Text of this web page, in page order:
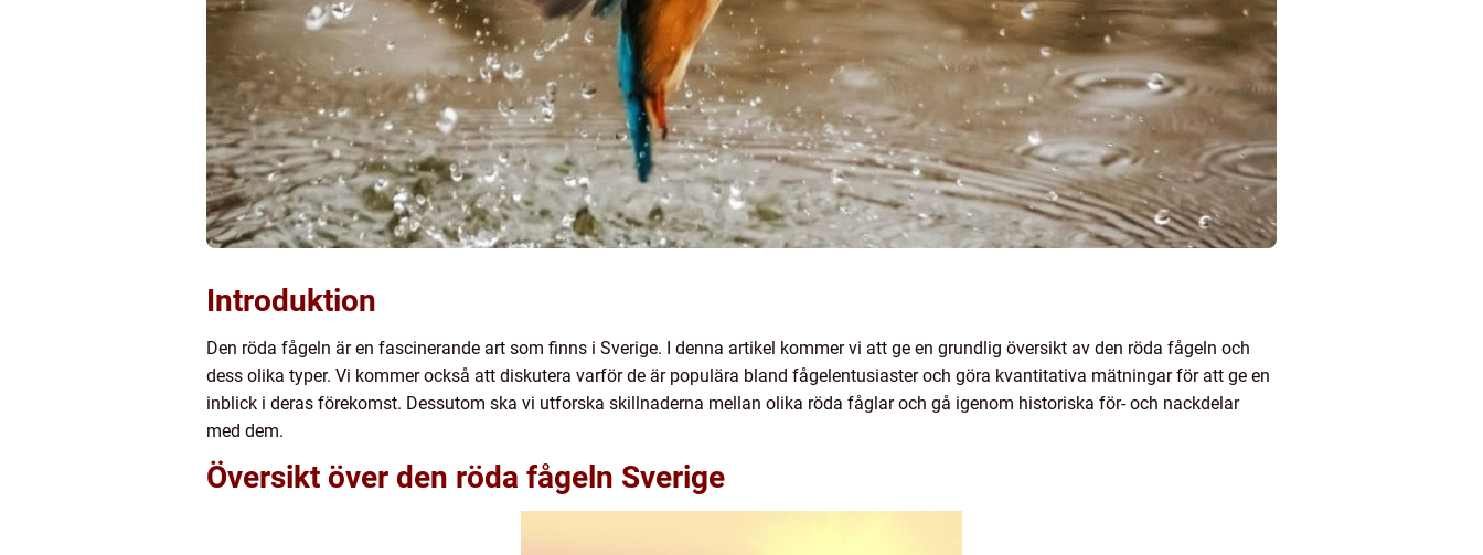
Introduktion
Den röda fågeln är en fascinerande art som finns i Sverige. I denna artikel kommer vi att ge en grundlig översikt av den röda fågeln och
dess olika typer. Vi kommer också att diskutera varför de är populära bland fågelentusiaster och göra kvantitativa mätningar för att ge en
inblick i deras förekomst. Dessutom ska vi utforska skillnaderna mellan olika röda fåglar och gå igenom historiska för- och nackdelar
med dem.
Översikt över den röda fågeln Sverige